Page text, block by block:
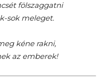
fölszaggatni
sok meleget.
kéne rakni,
az emberek!